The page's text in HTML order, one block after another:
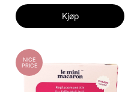
Kjøp
NICE
PRICE